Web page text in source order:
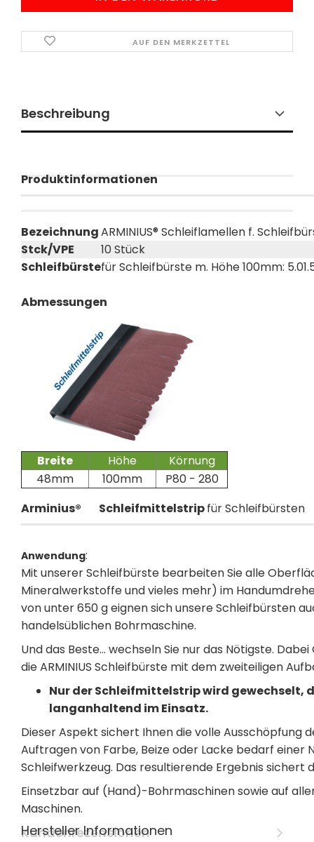
AUF DEN MERKZETTEL
Beschreibung
Produktinformationen
BezeichnungARMINIUS® Schleiflamellen f.
Stck/VPE
10 Stück
Schleifbürstefür Schleifbürste m. Höhe 100mm:
Abmessungen
Breite Höhe
Körnung
48mm
100mm
P80 - 280
Arminius®
Schleifmittelstripfür Schleifbürsten
Anwendung:
Mit unserer Schleifbürste bearbeiten Sie alle
Mineralwerkstoffe und vieles mehr) im
von unter 650 g eignen sich unsere Schleifbürsten
handelsüblichen Bohrmaschine.
Und das Beste... wechseln Sie nur das Nötigste.
die ARMINIUS Schleifbürste mit dem zweiteiligen
Nur der Schleifmittelstrip wird gewechselt,
langanhaltend im Einsatz.
Dieser Aspekt sichert Ihnen die volle Ausschöpfung
Auftragen von Farbe, Beize oder Lacke bedarf einer
Schleifwerkzeug. Das resultierende Ergebnis sichert
Einsetzbar auf (Hand)-Bohrmaschinen sowie auf
Maschinen.
Kundenrezensionen
Hersteller Informationen